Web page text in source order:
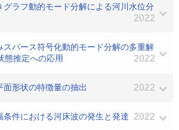
グラフ動的モード分解による河川水位分
2022
スパース符号化動的モード分解の多重解
態推定への応用
2022
面形状の特徴量の抽出 2022
条件における河床波の発生と発達 2022